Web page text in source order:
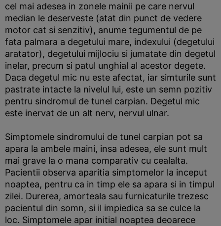
cel mai adesea in zonele mainii pe care nervul
median le deserveste (atat din punct de vedere
motor cat si senzitiv), anume tegumentul de pe
fata palmara a degetului mare, indexului (degetului
aratator), degetului mijlociu si jumatate din degetul
inelar, precum si patul unghial al acestor degete.
Daca degetul mic nu este afectat, iar simturile sunt
pastrate intacte la nivelul lui, este un semn pozitiv
pentru sindromul de tunel carpian. Degetul mic
este inervat de un alt nerv, nervul ulnar.
Simptomele sindromului de tunel carpian pot sa
apara la ambele maini, insa adesea, ele sunt mult
mai grave la o mana comparativ cu cealalta.
Pacientii observa aparitia simptomelor la inceput
noaptea, pentru ca in timp ele sa apara si in timpul
zilei. Durerea, amorteala sau furnicaturile trezesc
pacientul din somn, si il impiedica sa se culce la
loc. Simptomele apar initial noaptea deoarece